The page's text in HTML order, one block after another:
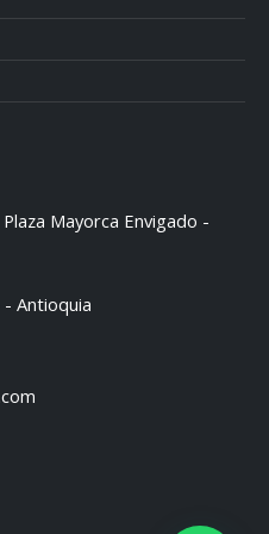
Mayorca Envigado -
- Antioquia